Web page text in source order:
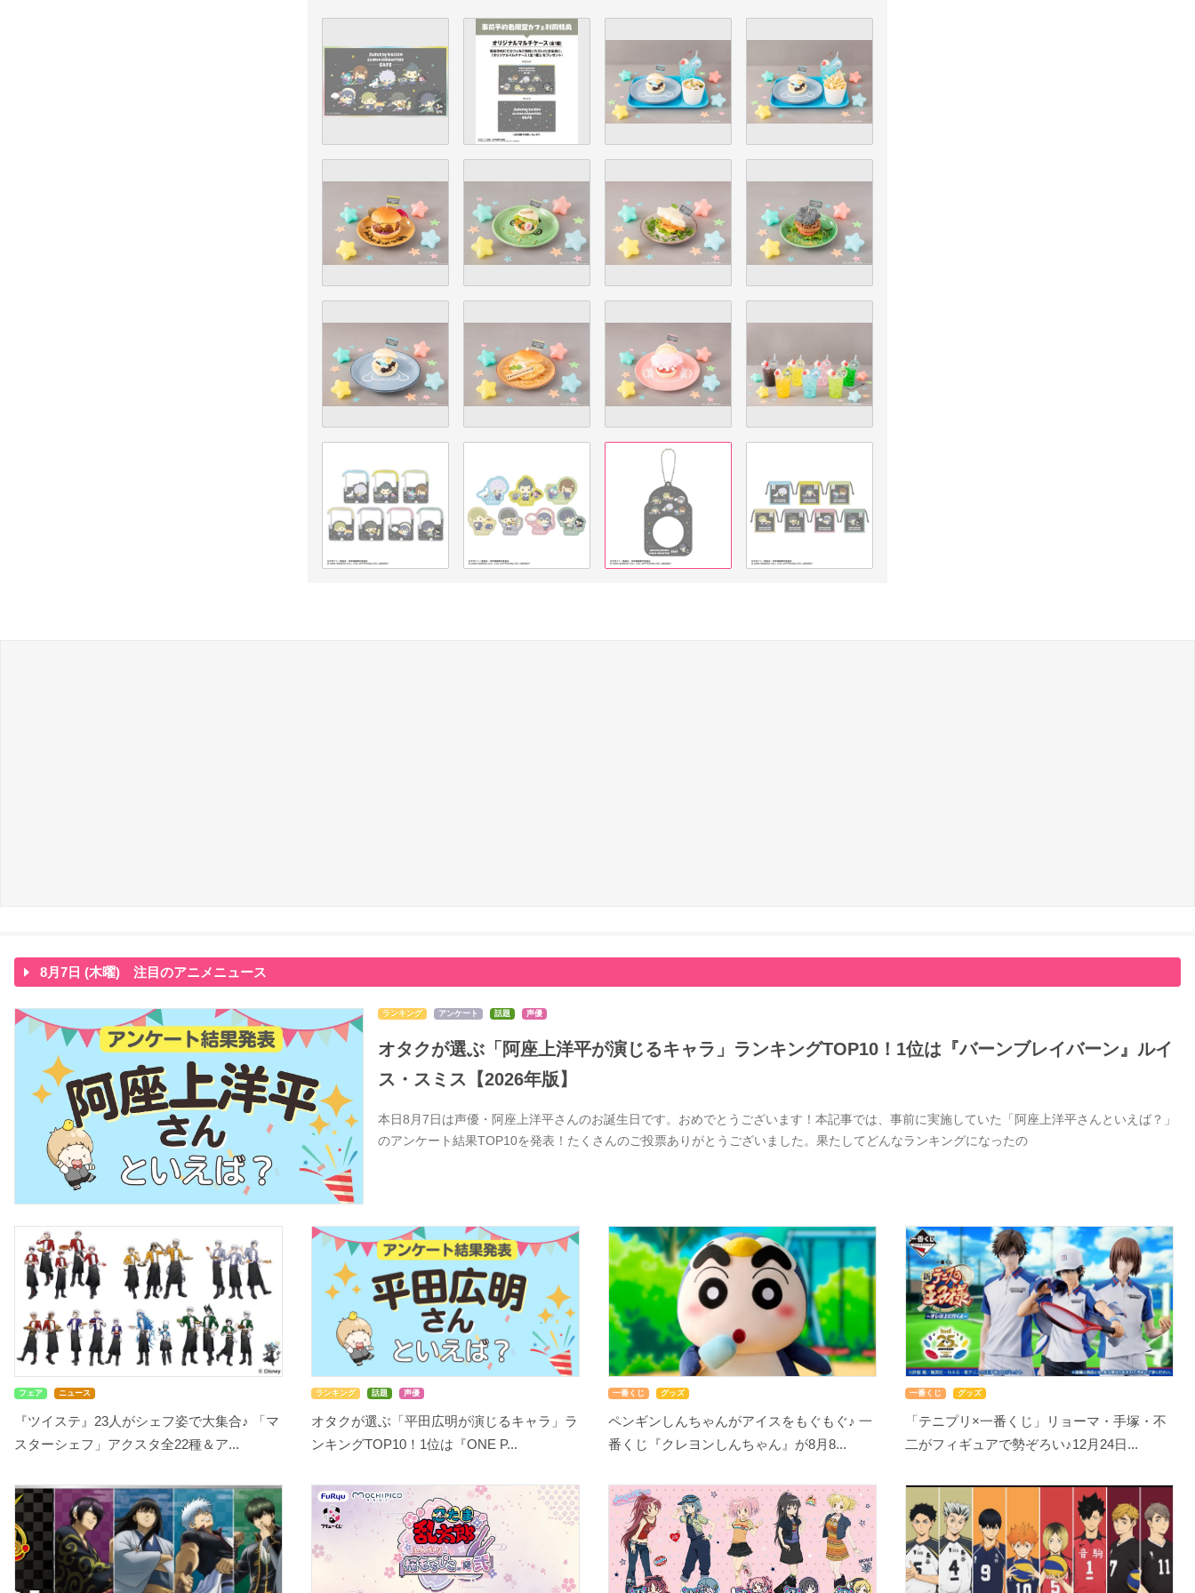
8月7日 (木曜) 注目のアニメニュース
ランキング アンケート 話題 声優
オタクが選ぶ「阿座上洋平が演じるキャラ」ランキングTOP10！1位は『バーンブレイバーン』ルイ
ス・スミス【2026年版】
本日8月7日は声優・阿座上洋平さんのお誕生日です。おめでとうございます！本記事では、事前に実施していた「阿座上洋平さんといえば？」
のアンケート結果TOP10を発表！たくさんのご投票ありがとうございました。果たしてどんなランキングになったの
フェア ニュース
『ツイステ』23人がシェフ姿で大集合♪ 「マ
スターシェフ」アクスタ全22種＆ア...
ランキング 話題 声優
オタクが選ぶ「平田広明が演じるキャラ」ラ
ンキングTOP10！1位は『ONE P...
一番くじ グッズ
ペンギンしんちゃんがアイスをもぐもぐ♪ 一
番くじ『クレヨンしんちゃん』が8月8...
一番くじ グッズ
「テニプリ×一番くじ」リョーマ・手塚・不
二がフィギュアで勢ぞろい♪12月24日...